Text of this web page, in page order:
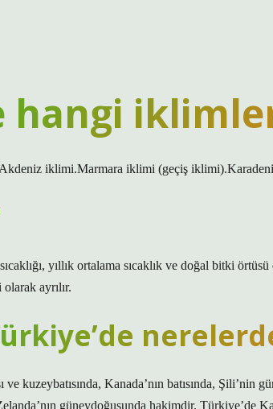
hangi
iklimi.Marmara iklimi (geçiş
yıllık ortalama sıcaklık ve doğal bitki
ayrılır.
kuzeybatısında, Kanada’nın batısında, Şili’nin
güneydoğusunda hakimdir. Türkiye’de